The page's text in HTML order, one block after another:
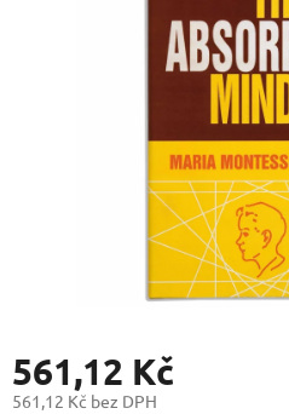
561,12 Kč
561,12 Kč bez DPH